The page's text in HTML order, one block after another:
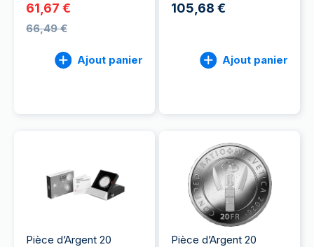
61,67 €
66,49 €
Ajout panier
105,68 €
Ajout panier
Pièce d’Argent 20
Pièce d’Argent 20